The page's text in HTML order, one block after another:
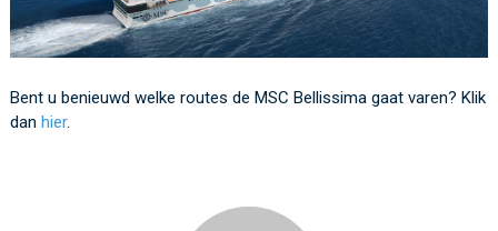
Bent u benieuwd welke routes de MSC Bellissima gaat varen? Klik
dan hier.